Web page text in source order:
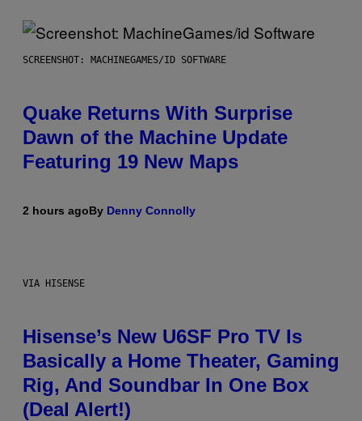
SCREENSHOT: MACHINEGAMES/ID SOFTWARE
Quake Returns With Surprise
Dawn of the Machine Update
Featuring 19 New Maps
2 hours agoBy Denny Connolly
VIA HISENSE
Hisense’s New U6SF Pro TV Is
Basically a Home Theater, Gaming
Rig, And Soundbar In One Box
(Deal Alert!)